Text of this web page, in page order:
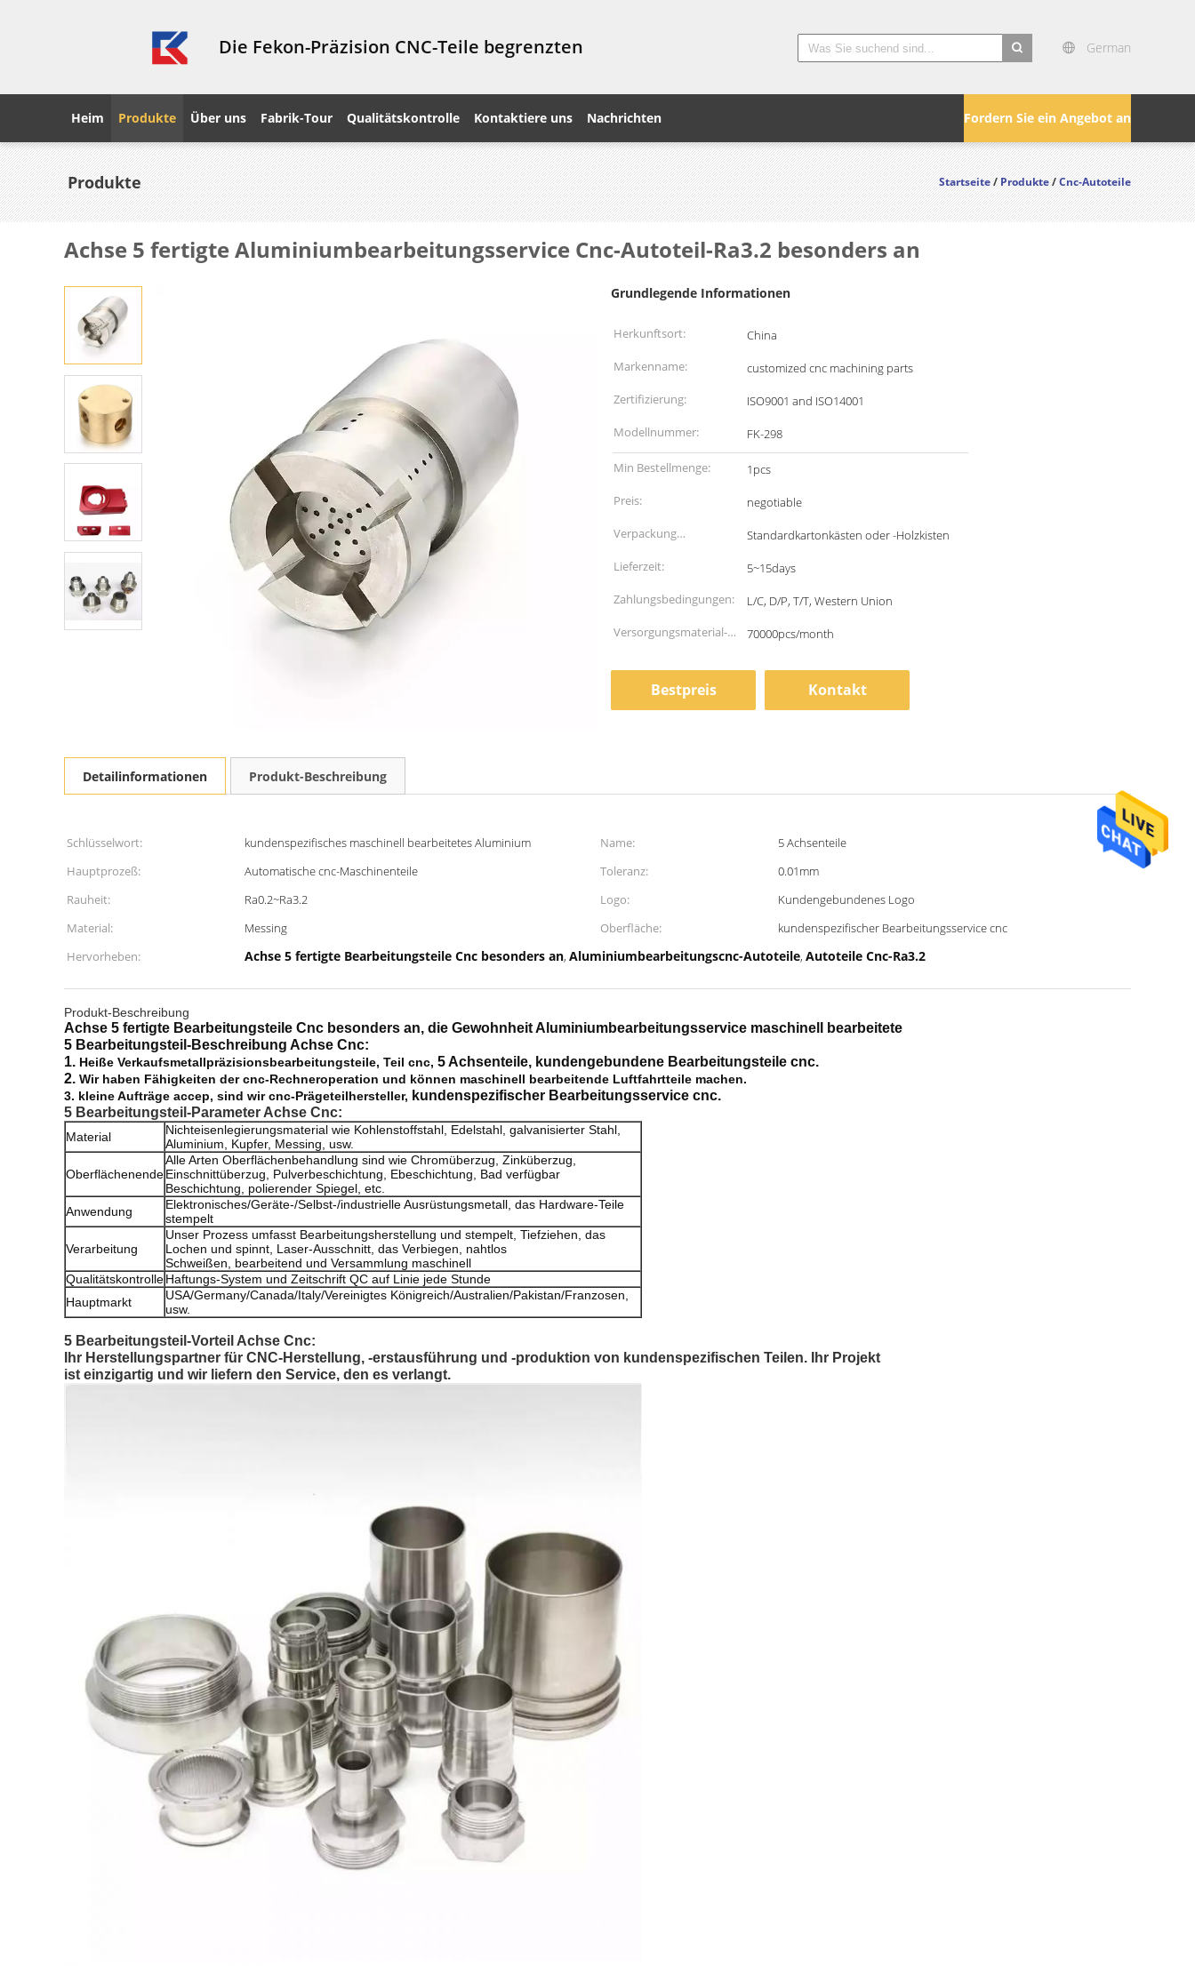
Die Fekon-Präzision CNC-Teile begrenzten German
Fordern Sie ein Angebot an
Heim Produkte Über uns Fabrik-Tour Qualitätskontrolle Kontaktiere uns Nachrichten
Produkte Startseite/Produkte/Cnc-Autoteile
Achse 5 fertigte Aluminiumbearbeitungsservice Cnc-Autoteil-Ra3.2 besonders an
Grundlegende Informationen
Herkunftsort:
China
Markenname:
customized cnc machining parts
Zertifizierung:
ISO9001 and ISO14001
Modellnummer:
FK-298
Min Bestellmenge:
1pcs
Preis:
negotiable
Verpackung
Informationen:
Standardkartonkästen oder -Holzkisten
Lieferzeit:
5~15days
Zahlungsbedingungen:
L/C, D/P, T/T, Western Union
Versorgungsmaterial-
70000pcs/month
Bestpreis Kontakt
Detailinformationen Produkt-Beschreibung
Schlüsselwort: kundenspezifisches maschinell bearbeitetes Aluminium Name:
5 Achsenteile
Hauptprozeß:
Automatische cnc-Maschinenteile Toleranz:
0.01mm
Rauheit:
Ra0.2~Ra3.2 Logo:
Kundengebundenes Logo
Material:
Messing Oberfläche:
kundenspezifischer Bearbeitungsservice cnc
Hervorheben:
Achse 5 fertigte Bearbeitungsteile Cnc besonders an, Aluminiumbearbeitungscnc-Autoteile, Autoteile Cnc-Ra3.2
Produkt-Beschreibung
Achse 5 fertigte Bearbeitungsteile Cnc besonders an, die Gewohnheit Aluminiumbearbeitungsservice maschinell bearbeitete
5 Bearbeitungsteil-Beschreibung Achse Cnc:
1. Heiße Verkaufsmetallpräzisionsbearbeitungsteile, Teil cnc, 5 Achsenteile, kundengebundene Bearbeitungsteile cnc.
2. Wir haben Fähigkeiten der cnc-Rechneroperation und können maschinell bearbeitende Luftfahrtteile machen.
3. kleine Aufträge accep, sind wir cnc-Prägeteilhersteller, kundenspezifischer Bearbeitungsservice cnc.
5 Bearbeitungsteil-Parameter Achse Cnc:
Material
Nichteisenlegierungsmaterial wie Kohlenstoffstahl, Edelstahl, galvanisierter Stahl,
Aluminium, Kupfer, Messing, usw.
Oberflächenende
Alle Arten Oberflächenbehandlung sind wie Chromüberzug, Zinküberzug,
Einschnittüberzug, Pulverbeschichtung, Ebeschichtung, Bad verfügbar
Beschichtung, polierender Spiegel, etc.
Anwendung
Elektronisches/Geräte-/Selbst-/industrielle Ausrüstungsmetall, das Hardware-Teile
stempelt
Verarbeitung
Unser Prozess umfasst Bearbeitungsherstellung und stempelt, Tiefziehen, das
Lochen und spinnt, Laser-Ausschnitt, das Verbiegen, nahtlos
Schweißen, bearbeitend und Versammlung maschinell
QualitätskontrolleHaftungs-System und Zeitschrift QC auf Linie jede Stunde
Hauptmarkt
USA/Germany/Canada/Italy/Vereinigtes Königreich/Australien/Pakistan/Franzosen,
usw.
5 Bearbeitungsteil-Vorteil Achse Cnc:
Ihr Herstellungspartner für CNC-Herstellung, -erstausführung und -produktion von kundenspezifischen Teilen. Ihr Projekt
ist einzigartig und wir liefern den Service, den es verlangt.